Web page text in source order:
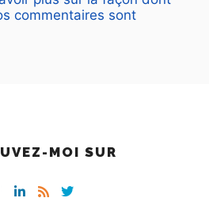
commentaires sont
MOI SUR